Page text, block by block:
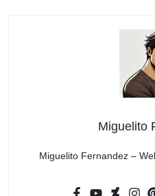
Miguelito
Miguelito Fernandez –